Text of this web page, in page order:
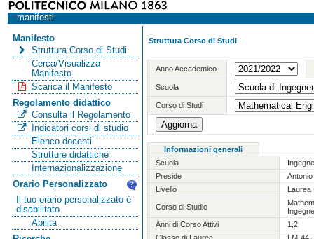
manifesti
Manifesto
Struttura Corso di Studi
Cerca/Visualizza
Manifesto
Scarica il Manifesto
Regolamento didattico
Consulta il Regolamento
Indicatori corsi di studio
Elenco docenti
Strutture didattiche
Internazionalizzazione
Orario Personalizzato
Il tuo orario personalizzato è
disabilitato
Abilita
Struttura Corso di Studi
Anno Accademico
Scuola
Corso di Studi
Informazioni generali
Scuola
Preside
Livello
Laurea
Corso di Studio
Anni di Corso Attivi
1,2